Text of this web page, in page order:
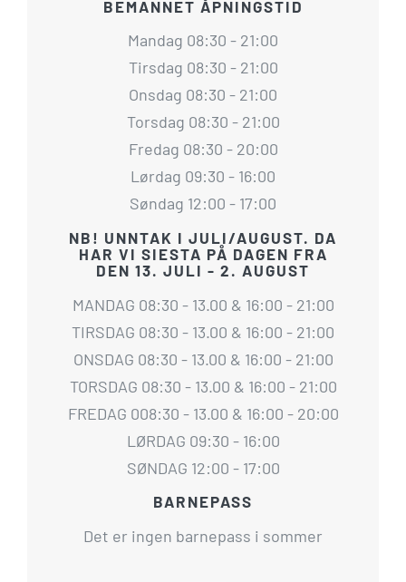
BEMANNET ÅPNINGSTID
Mandag 08:30 - 21:00
Tirsdag 08:30 - 21:00
Onsdag 08:30 - 21:00
Torsdag 08:30 - 21:00
Fredag 08:30 - 20:00
Lørdag 09:30 - 16:00
Søndag 12:00 - 17:00
NB! UNNTAK I JULI/AUGUST. DA
HAR VI SIESTA PÅ DAGEN FRA
DEN 13. JULI - 2. AUGUST
MANDAG 08:30 - 13.00 & 16:00 - 21:00
TIRSDAG 08:30 - 13.00 & 16:00 - 21:00
ONSDAG 08:30 - 13.00 & 16:00 - 21:00
TORSDAG 08:30 - 13.00 & 16:00 - 21:00
FREDAG 008:30 - 13.00 & 16:00 - 20:00
LØRDAG 09:30 - 16:00
SØNDAG 12:00 - 17:00
BARNEPASS
Det er ingen barnepass i sommer